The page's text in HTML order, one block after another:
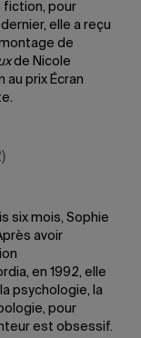
fiction, pour
elle a reçu
de
de Nicole
au prix Écran
six mois, Sophie
avoir
en 1992, elle
psychologie, la
pour
est obsessif.